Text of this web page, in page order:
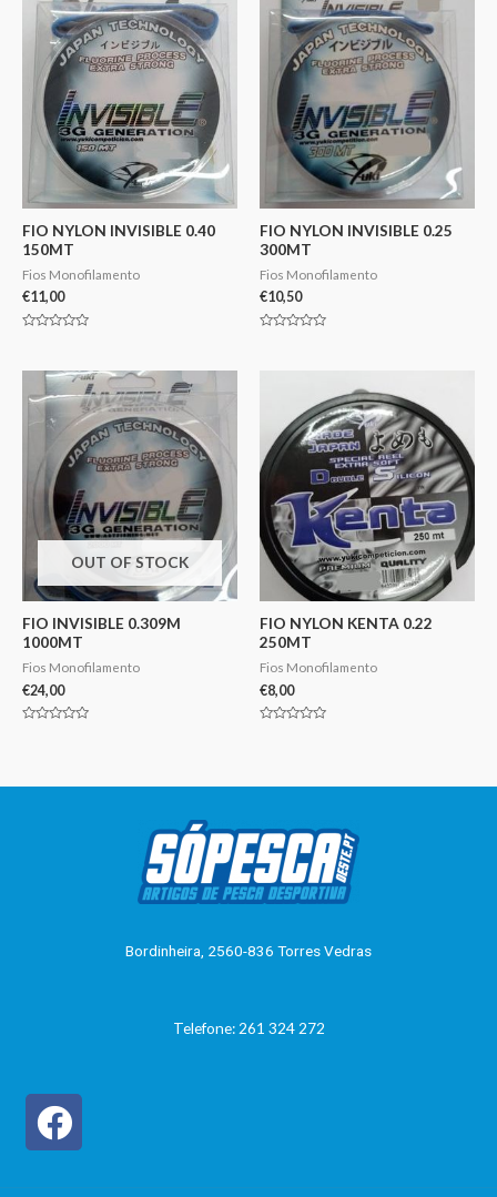
FIO NYLON INVISIBLE 0.40
150MT
Fios Monofilamento
€11,00
5
FIO NYLON INVISIBLE 0.25
300MT
Fios Monofilamento
€10,50
OUT OF STOCK
FIO INVISIBLE 0.309M
1000MT
Fios Monofilamento
€24,00
FIO NYLON KENTA 0.22
250MT
Fios Monofilamento
€8,00
Bordinheira, 2560-836 Torres Vedras
Telefone: 261 324 272